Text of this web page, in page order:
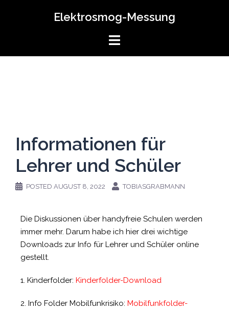
Elektrosmog-Messung
Informationen für
Lehrer und Schüler
POSTED AUGUST 8, 2022 TOBIASGRABMANN
Die Diskussionen über handyfreie Schulen werden
immer mehr. Darum habe ich hier drei wichtige
Downloads zur Info für Lehrer und Schüler online
gestellt.
1. Kinderfolder: Kinderfolder-Download
2. Info Folder Mobilfunkrisiko: Mobilfunkfolder-